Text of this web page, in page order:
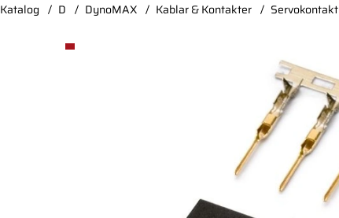
Katalog D DynoMAX Kablar & Kontakter
Produktbilder Servokontakt Futaba par